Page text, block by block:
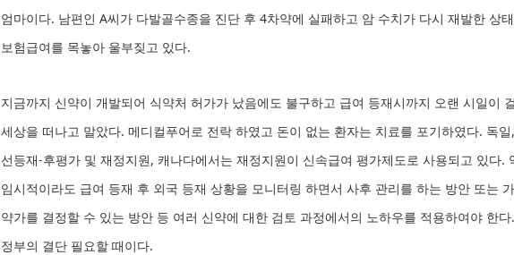
엄마이다. 남편인 A씨가 다발골수종을 진단 후 4차약에 실패하고 암 수치가 다시 재발한 상
보험급여를 목놓아 울부짖고 있다.
지금까지 신약이 개발되어 식약처 허가가 났음에도 불구하고 급여 등재시까지 오랜 시일이
세상을 떠나고 말았다. 메디컬푸어로 전락 하였고 돈이 없는 환자는 치료를 포기하였다. 독
선등재-후평가 및 재정지원, 캐나다에서는 재정지원이 신속급여 평가제도로 사용되고 있다
임시적이라도 급여 등재 후 외국 등재 상황을 모니터링 하면서 사후 관리를 하는 방안 또는
약가를 결정할 수 있는 방안 등 여러 신약에 대한 검토 과정에서의 노하우를 적용하여야 한
정부의 결단 필요할 때이다.